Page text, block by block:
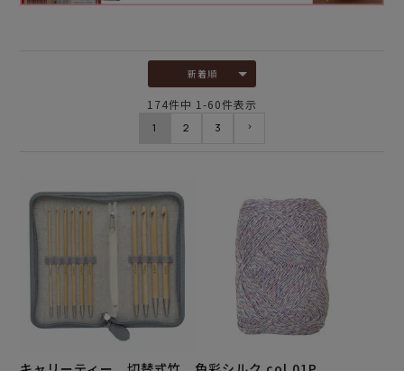
新着順
174件中 1 -60件表示
1 2 3